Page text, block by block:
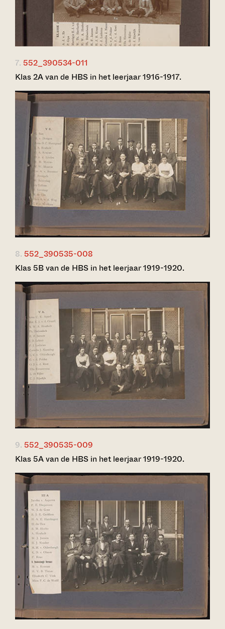
7. 552_390534-011
Klas 2A van de HBS in het leerjaar 1916-1917.
8. 552_390535-008
Klas 5B van de HBS in het leerjaar 1919-1920.
9. 552_390535-009
Klas 5A van de HBS in het leerjaar 1919-1920.